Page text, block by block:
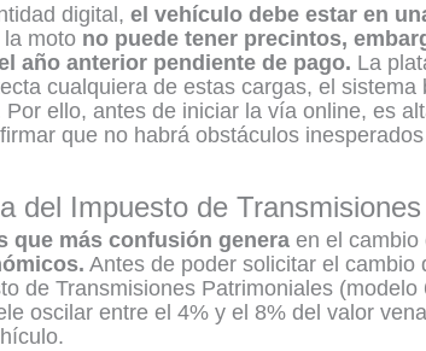
digital, el vehículo debe estar en
moto no puede tener precintos,
año anterior pendiente de pago. La
cualquiera de estas cargas, el
Por ello, antes de iniciar la vía online, es
que no habrá obstáculos
del Impuesto de
que más confusión genera en el cambio
Antes de poder solicitar el cambio
de Transmisiones Patrimoniales
oscilar entre el 4% y el 8% del valor